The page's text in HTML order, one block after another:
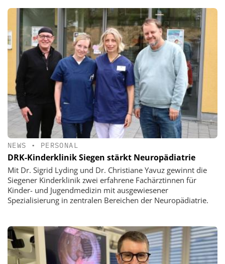
NEWS • PERSONAL
DRK-Kinderklinik Siegen stärkt Neuropädiatrie
Mit Dr. Sigrid Lyding und Dr. Christiane Yavuz gewinnt die
Siegener Kinderklinik zwei erfahrene Fachärztinnen für
Kinder- und Jugendmedizin mit ausgewiesener
Spezialisierung in zentralen Bereichen der Neuropädiatrie.